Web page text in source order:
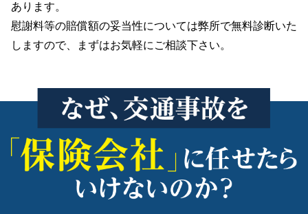
あります。
慰謝料等の賠償額の妥当性については弊所で無料診断いた
しますので、まずはお気軽にご相談下さい。